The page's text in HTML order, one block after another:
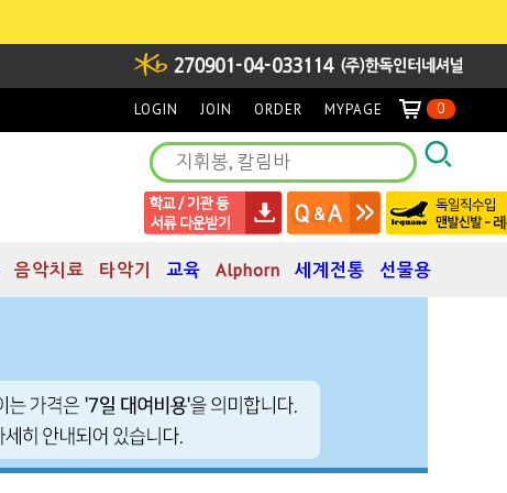
LOGIN JOIN ORDER MYPAGE 0
음악치료 타악기 교육 Alphorn 세계전통 선물용